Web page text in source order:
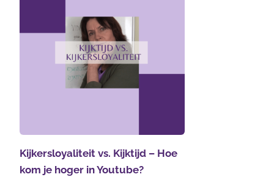
Kijkersloyaliteit vs. Kijktijd – Hoe
kom je hoger in Youtube?